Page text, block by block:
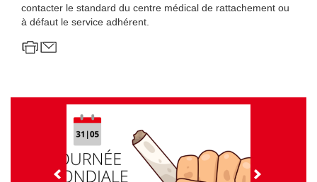
contacter le standard du centre médical de rattachement ou
à défaut le service adhérent.